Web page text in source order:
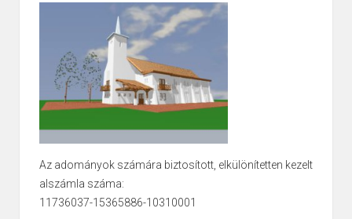
Az adományok számára biztosított, elkülönítetten kezelt
alszámla száma:
11736037-15365886-10310001